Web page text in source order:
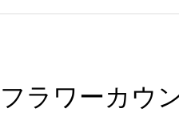
ラワーカウ